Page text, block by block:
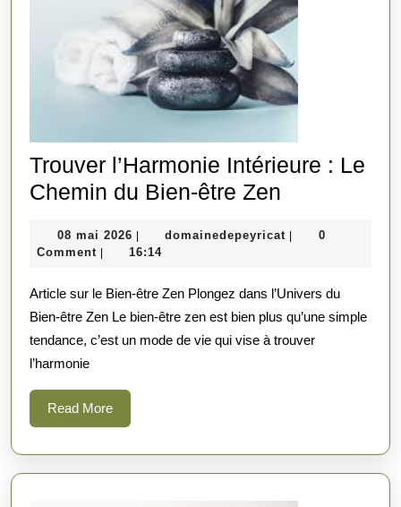
Trouver l’Harmonie Intérieure : Le
Chemin du Bien-être Zen
Intérieure
Le
Chemin
du
08 mai 2026 08
mai
domainedepeyricat
0
Comment
16:14
Article sur le Bien-être Zen Plongez dans l’Univers du
Bien-être Zen Le bien-être zen est bien plus qu’une simple
tendance, c’est un mode de vie qui vise à trouver
l’harmonie
Read MoreRead
More